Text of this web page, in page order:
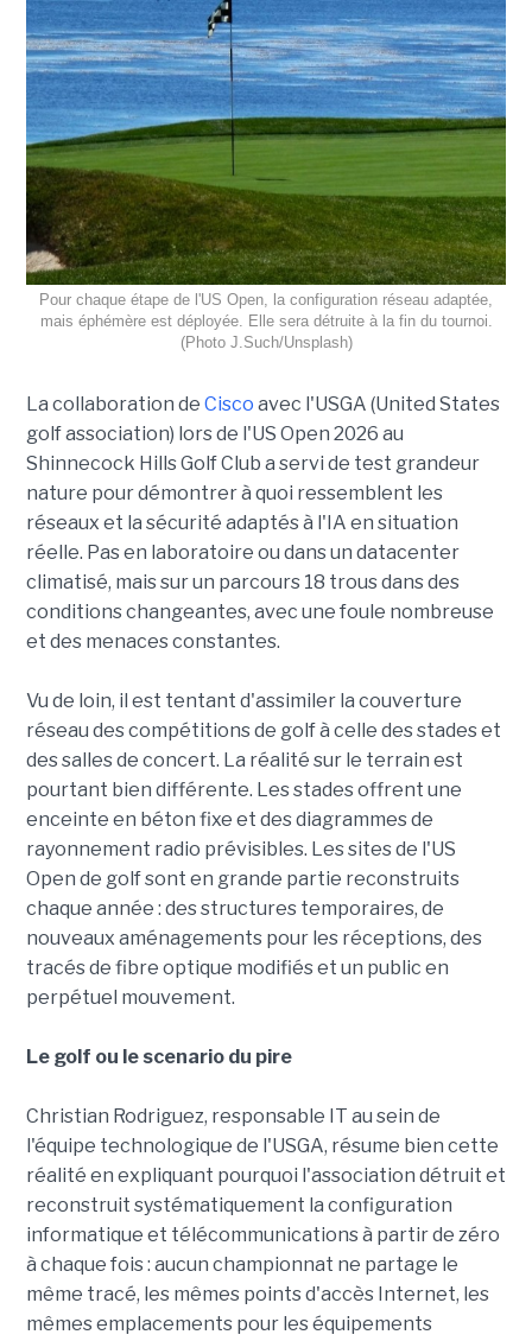
Pour chaque étape de l'US Open, la configuration réseau adaptée,
mais éphémère est déployée. Elle sera détruite à la fin du tournoi.
(Photo J.Such/Unsplash)
La collaboration de Cisco avec l'USGA (United States
golf association) lors de l'US Open 2026 au
Shinnecock Hills Golf Club a servi de test grandeur
nature pour démontrer à quoi ressemblent les
réseaux et la sécurité adaptés à l'IA en situation
réelle. Pas en laboratoire ou dans un datacenter
climatisé, mais sur un parcours 18 trous dans des
conditions changeantes, avec une foule nombreuse
et des menaces constantes.
Vu de loin, il est tentant d'assimiler la couverture
réseau des compétitions de golf à celle des stades et
des salles de concert. La réalité sur le terrain est
pourtant bien différente. Les stades offrent une
enceinte en béton fixe et des diagrammes de
rayonnement radio prévisibles. Les sites de l'US
Open de golf sont en grande partie reconstruits
chaque année : des structures temporaires, de
nouveaux aménagements pour les réceptions, des
tracés de fibre optique modifiés et un public en
perpétuel mouvement.
Le golf ou le scenario du pire
Christian Rodriguez, responsable IT au sein de
l'équipe technologique de l'USGA, résume bien cette
réalité en expliquant pourquoi l'association détruit et
reconstruit systématiquement la configuration
informatique et télécommunications à partir de zéro
à chaque fois : aucun championnat ne partage le
même tracé, les mêmes points d'accès Internet, les
mêmes emplacements pour les équipements